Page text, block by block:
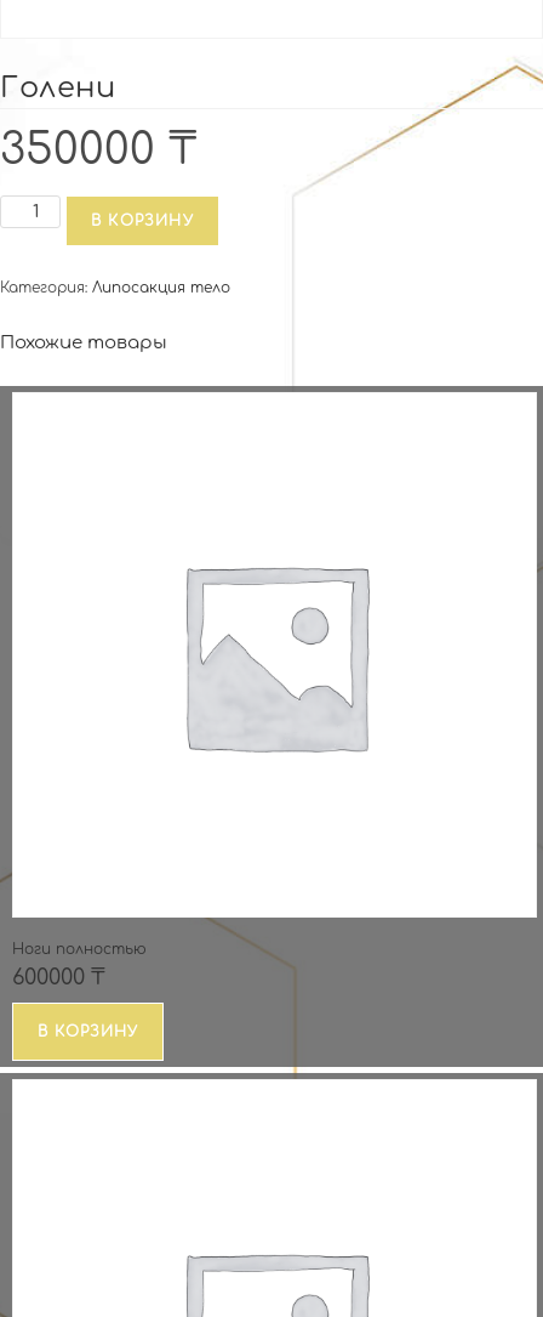
Голени
350000 ₸
Количество
В КОРЗИНУ
Категория: Липосакция тело
Похожие товары
Ноги полностью
600000 ₸
В КОРЗИНУ